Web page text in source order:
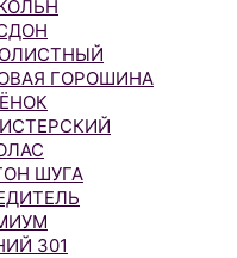
ГОРОШИНА
ШУГА
301